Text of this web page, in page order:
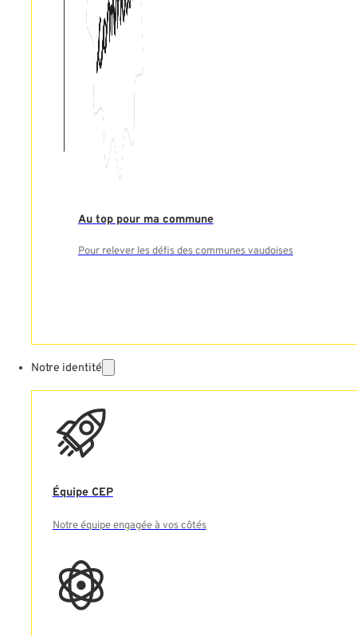
Au top pour ma commune
Pour relever les défis des communes vaudoises
Notre identité
Équipe CEP
Notre équipe engagée à vos côtés